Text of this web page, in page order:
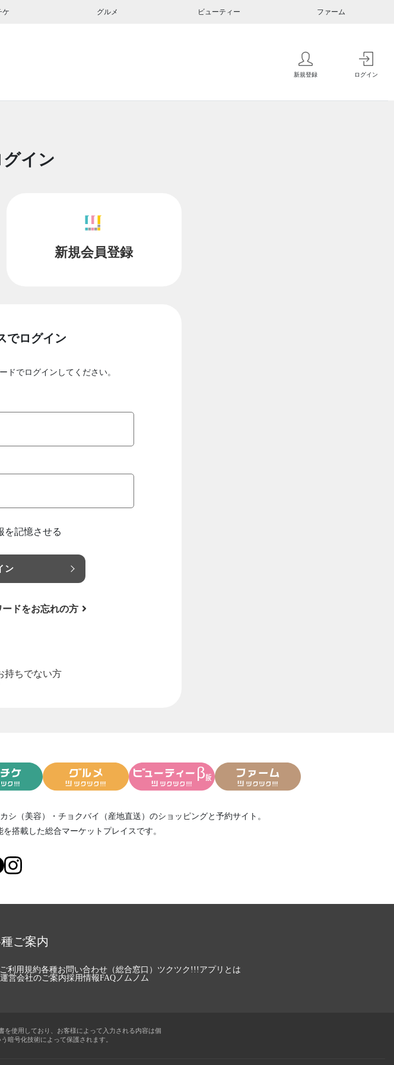
ケ グルメ ビューティー ファーム
新規登録 ログイン
イン
新規会員登録
でログイン
ドでログインしてください。
を記憶させる
ン
ドをお忘れの方
持ちでない方
シ（美容） ・ チョクバイ（産地直送） のショッピングと予約サイト。
を搭載した総合マーケットプレイスです。
ご案内
利用規約各種お問い合わせ（総合窓口） ツクツク!!!アプリとは
運営会社のご案内採用情報FAQノムノム
を使用しており、お客様によって入力される内容は個
暗号化技術によって保護されます。